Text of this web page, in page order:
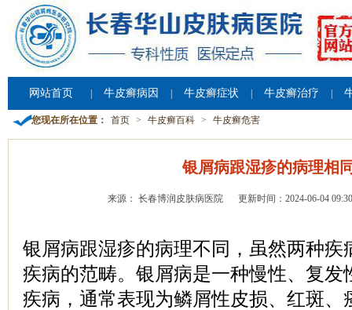
网站首页 牛皮癣病因 牛皮癣症状 牛皮癣治疗
您现在所在位置： 首页 > 牛皮癣百科 > 牛皮癣危害
银屑病跟湿疹的病理相
来源： 长春博润皮肤病医院 更新时间：2024-06-04
银屑病跟湿疹的病理不同，虽然两种疾
疾病的范畴。银屑病是一种慢性、复发
疾病，通常表现为鳞屑性皮损、红斑、